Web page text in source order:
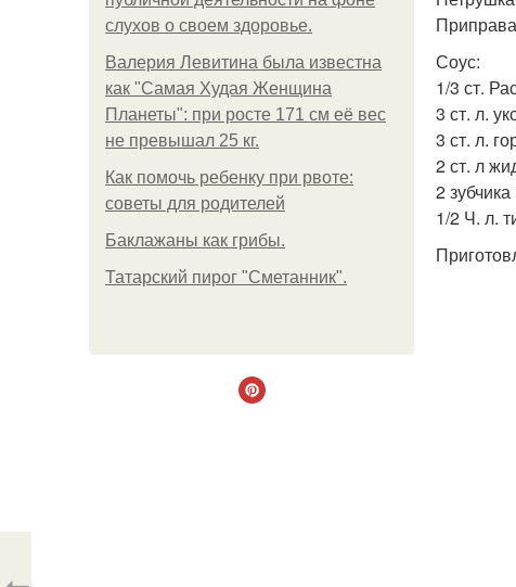
слухов о своем здоровье.
Валерия Левитина была известна
как "Самая Худая Женщина
Планеты": при росте 171 см её вес
не превышал 25 кг.
Как помочь ребенку при рвоте:
советы для родителей
Баклажаны как грибы.
Татарский пирог "Сметанник".
Соус:
1/3 ст.
3 ст. л.
3 ст. л.
2 ст. л
2
1/2 Ч. л.